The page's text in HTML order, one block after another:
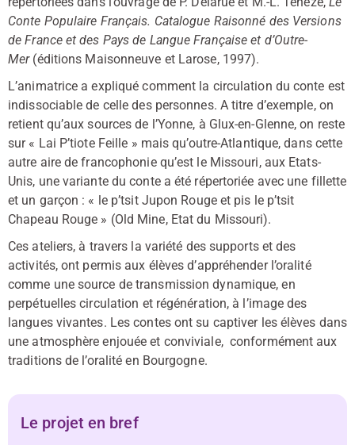
Conte Populaire Français. Catalogue Raisonné des Versions
de France et des Pays de Langue Française et d’Outre-
Mer(éditions Maisonneuve et Larose, 1997).
L’animatrice a expliqué comment la circulation du conte est
indissociable de celle des personnes. A titre d’exemple, on
retient qu’aux sources de l’Yonne, à Glux-en-Glenne, on reste
sur « Lai P’tiote Feille » mais qu’outre-Atlantique, dans cette
autre aire de francophonie qu’est le Missouri, aux Etats-
Unis, une variante du conte a été répertoriée avec une fillette
et un garçon : « le p’tsit Jupon Rouge et pis le p’tsit
Chapeau Rouge » (Old Mine, Etat du Missouri).
Ces ateliers, à travers la variété des supports et des
activités, ont permis aux élèves d’appréhender l’oralité
comme une source de transmission dynamique, en
perpétuelles circulation et régénération, à l’image des
langues vivantes. Les contes ont su captiver les élèves dans
une atmosphère enjouée et conviviale, conformément aux
traditions de l’oralité en Bourgogne.
Le projet en bref